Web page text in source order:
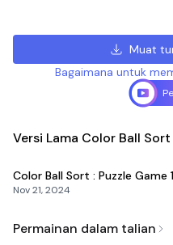
Muat
Bagaimana untuk
Versi Lama Color Ball Sort
Color Ball Sort : Puzzle Game
Nov 21, 2024
Permainan dalam talian